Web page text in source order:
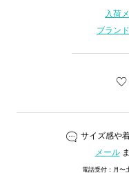
入荷
ブラン
サイズ感や
メール
電話受付：月